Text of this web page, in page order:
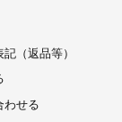
（返品等）
わせる